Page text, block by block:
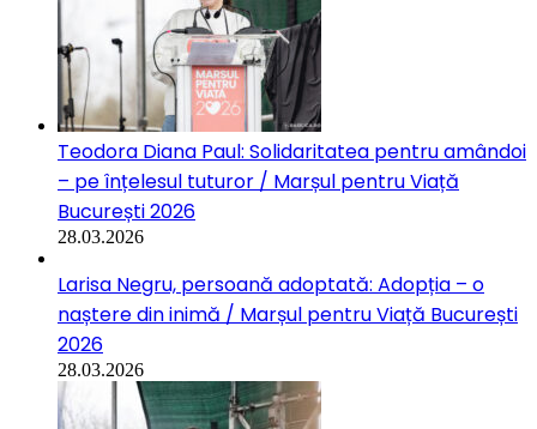
Teodora Diana Paul: Solidaritatea pentru amândoi
– pe înțelesul tuturor / Marșul pentru Viață
București 2026
28.03.2026
Larisa Negru, persoană adoptată: Adopția – o
naștere din inimă / Marșul pentru Viață București
2026
28.03.2026